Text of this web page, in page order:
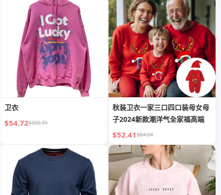
卫衣
$54.72$305.91
秋装卫衣一家三口四口装母女母
子2024新款潮洋气全家福高端
$52.41$84.04